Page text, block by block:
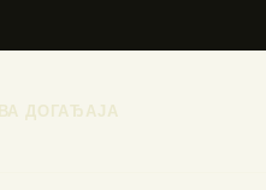
ДОГАЂАЈА